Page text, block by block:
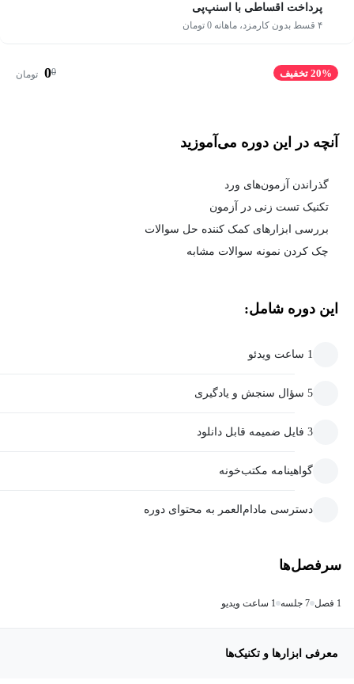
پرداخت اقساطی با اسنپ‌پی
۴ قسط بدون کارمزد، ماهانه 0 تومان
20% تخفیف 0
0 تومان
آنچه در این دوره می‌آموزید
گذراندن آزمون‌های ورد
تکنیک تست زنی در آزمون
بررسی ابزارهای کمک کننده حل سوالات
چک کردن نمونه سوالات مشابه
این دوره شامل:
1 ساعت ویدئو
5 سؤال سنجش و یادگیری
3 فایل ضمیمه قابل دانلود
گواهینامه مکتب‌خونه
دسترسی مادام‌العمر به محتوای دوره
سرفصل‌ها
1 فصل 7 جلسه 1 ساعت ویدیو
معرفی ابزارها و تکنیک‌ها